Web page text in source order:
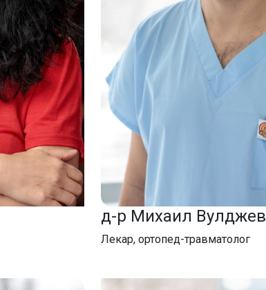
д-р Михаил Вулджев
Лекар, ортопед-травматолог